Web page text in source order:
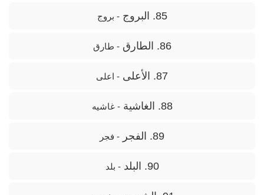
85. البروج - بروج
86. الطارق - طارق
87. الأعلى - اعلی
88. الغاشية - غاشیه
89. الفجر - فجر
90. البلد - بلد